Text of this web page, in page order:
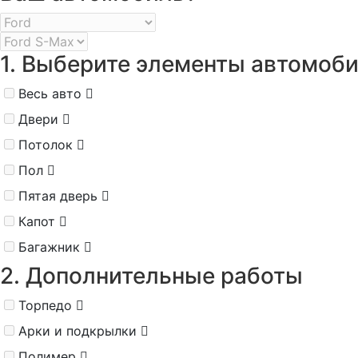
1. Выберите элементы
Весь авто
Двери
Потолок
Пол
Пятая дверь
Капот
Багажник
2. Дополнительные работы
Торпедо
Арки и подкрылки